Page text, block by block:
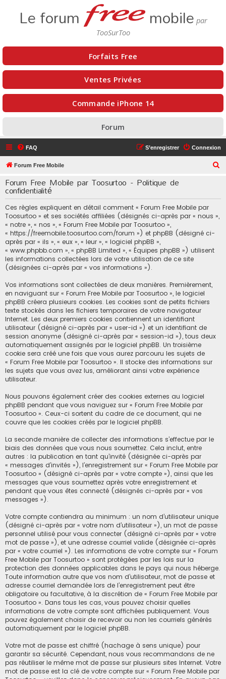
Le forum mobile
Forfaits Free
Ventes Privées
Commande iPhone 14
Forum
FAQ Connexion
S’enregistrer
Forum Free Mobile
h
Forum Free Mobile par Toosurtoo - Politique de
confidentialité
Ces règles expliquent en détail comment « Forum Free Mobile par
Toosurtoo » et ses sociétés affiliées (désignés ci-après par « nous »,
« notre », « nos », « Forum Free Mobile par Toosurtoo »,
« https://freemobile.toosurtoo.com/forum ») et phpBB (désigné ci-
après par « ils », « eux », « leur », « logiciel phpBB »,
« www.phpbb.com », « phpBB Limited », « Équipes phpBB ») utilisent
les informations collectées lors de votre utilisation de ce site
(désignées ci-après par « vos informations »).
Vos informations sont collectées de deux manières. Premièrement,
en naviguant sur « Forum Free Mobile par Toosurtoo », le logiciel
phpBB créera plusieurs cookies. Les cookies sont de petits fichiers
texte stockés dans les fichiers temporaires de votre navigateur
Internet. Les deux premiers cookies contiennent un identifiant
utilisateur (désigné ci-après par « user-id ») et un identifiant de
session anonyme (désigné ci-après par « session-id »), tous deux
automatiquement assignés par le logiciel phpBB. Un troisième
cookie sera créé une fois que vous aurez parcouru les sujets de
« Forum Free Mobile par Toosurtoo ». Il stocke des informations sur
les sujets que vous avez lus, améliorant ainsi votre expérience
utilisateur.
Nous pouvons également créer des cookies externes au logiciel
phpBB pendant que vous naviguez sur « Forum Free Mobile par
Toosurtoo ». Ceux-ci sortent du cadre de ce document, qui ne
couvre que les cookies créés par le logiciel phpBB.
La seconde manière de collecter des informations s’effectue par le
biais des données que vous nous soumettez. Cela inclut, entre
autres : la publication en tant qu’invité (désignée ci-après par
« messages d’invités »), l’enregistrement sur « Forum Free Mobile par
Toosurtoo » (désigné ci-après par « votre compte »), ainsi que les
messages que vous soumettez après votre enregistrement et
pendant que vous êtes connecté (désignés ci-après par « vos
messages »).
Votre compte contiendra au minimum : un nom d’utilisateur unique
(désigné ci-après par « votre nom d’utilisateur »), un mot de passe
personnel utilisé pour vous connecter (désigné ci-après par « votre
mot de passe »), et une adresse courriel valide (désignée ci-après
par « votre courriel »). Les informations de votre compte sur « Forum
Free Mobile par Toosurtoo » sont protégées par les lois sur la
protection des données applicables dans le pays qui nous héberge.
Toute information autre que vos nom d’utilisateur, mot de passe et
adresse courriel demandée lors de l’enregistrement peut être
obligatoire ou facultative, à la discrétion de « Forum Free Mobile par
Toosurtoo ». Dans tous les cas, vous pouvez choisir quelles
informations de votre compte sont affichées publiquement. Vous
pouvez également choisir de recevoir ou non les courriels générés
automatiquement par le logiciel phpBB.
Votre mot de passe est chiffré (hachage à sens unique) pour
garantir sa sécurité. Cependant, nous vous recommandons de ne
pas réutiliser le même mot de passe sur plusieurs sites Internet. Votre
mot de passe est la clé de votre compte sur « Forum Free Mobile par